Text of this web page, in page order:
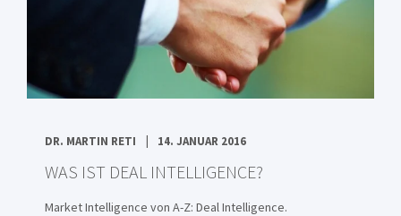
DR. MARTIN RETI 14. JANUAR 2016
WAS IST DEAL INTELLIGENCE?
Market Intelligence von A-Z: Deal Intelligence.